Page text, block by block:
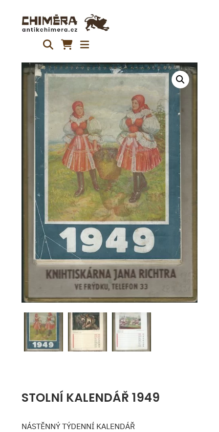
obsah
STOLNÍ KALENDÁŘ 1949
NÁSTĚNNÝ TÝDENNÍ KALENDÁŘ